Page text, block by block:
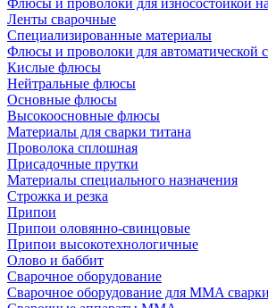
Флюсы и проволоки для износостойкой
Ленты сварочные
Специализированные материалы
Флюсы и проволоки для автоматической
Кислые флюсы
Нейтральные флюсы
Основные флюсы
Высокоосновные флюсы
Материалы для сварки титана
Проволока сплошная
Присадочные прутки
Материалы специального назначения
Строжка и резка
Припои
Припои оловянно-свинцовые
Припои высокотехнологичные
Олово и баббит
Сварочное оборудование
Сварочное оборудование для MMA сварки